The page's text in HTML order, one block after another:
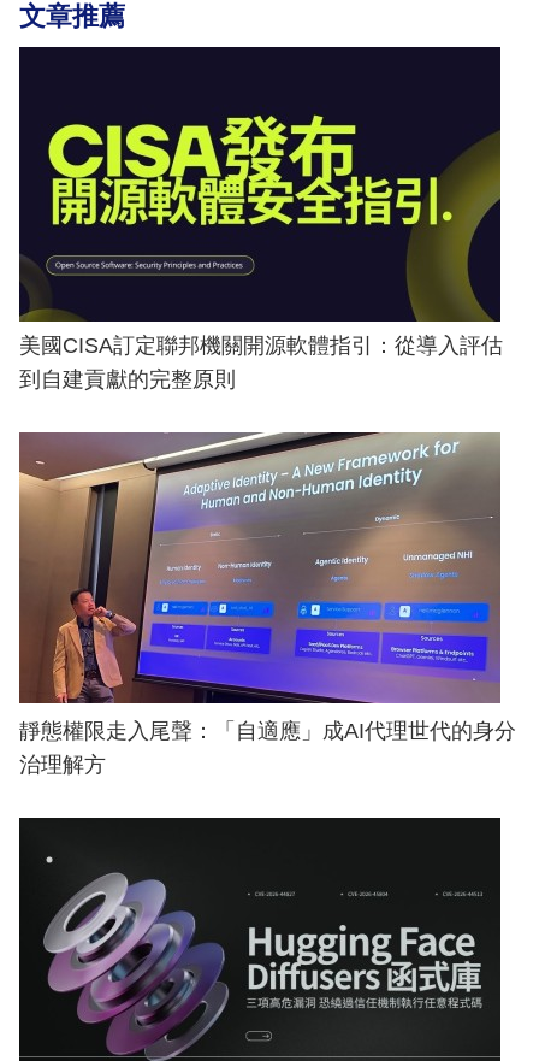
文章推薦
美國CISA訂定聯邦機關開源軟體指引：從導入評估
到自建貢獻的完整原則
靜態權限走入尾聲：「自適應」成AI代理世代的身分
治理解方